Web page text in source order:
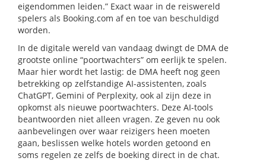
eigendommen leiden.” Exact waar in de reiswereld
spelers als Booking.com af en toe van beschuldigd
worden.
In de digitale wereld van vandaag dwingt de DMA de
grootste online “poortwachters” om eerlijk te spelen.
Maar hier wordt het lastig: de DMA heeft nog geen
betrekking op zelfstandige AI-assistenten, zoals
ChatGPT, Gemini of Perplexity, ook al zijn deze in
opkomst als nieuwe poortwachters. Deze AI-tools
beantwoorden niet alleen vragen. Ze geven nu ook
aanbevelingen over waar reizigers heen moeten
gaan, beslissen welke hotels worden getoond en
soms regelen ze zelfs de boeking direct in de chat.